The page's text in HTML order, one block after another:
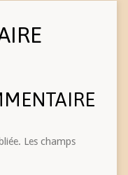
Les champs